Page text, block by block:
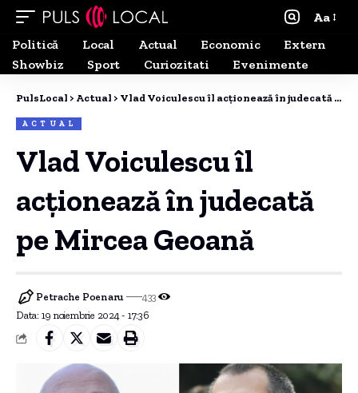
Aa
Politică
Local Actual Economic
Extern
Showbiz
Sport Curiozitati Evenimente
PulsLocal > Actual > Vlad Voiculescu îl acționează în judecată pe Mircea Geoană
ACTUAL
Vlad Voiculescu îl
acționează în judecată
pe Mircea Geoană
Data: 19 noiembrie 2024 - 17:36
Petrache Poenaru 433